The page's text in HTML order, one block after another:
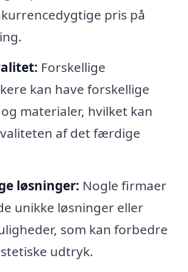
pris på
Forskellige
kan have forskellige
materialer, hvilket kan
af det færdige
løsninger: Nogle firmaer
unikke løsninger eller
som kan forbedre
udtryk.